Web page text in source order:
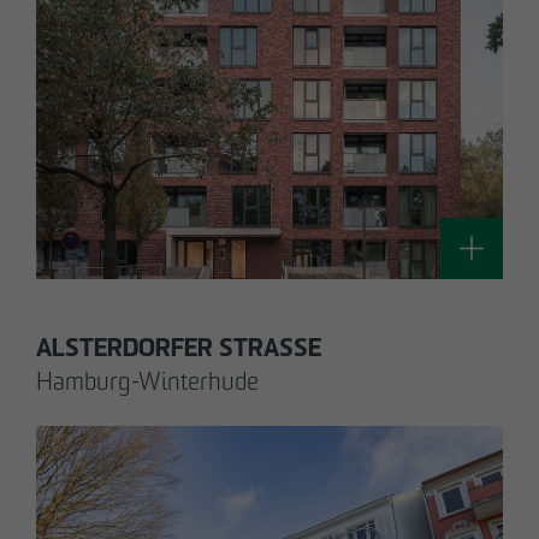
Silke Witt
Sen. Technische Projektleiterin
Technik / Nachhaltiges Bauen und
Zertifizierung
switt@otto-wulff.de
ALSTERDORFER STRASSE
Hamburg-Winterhude